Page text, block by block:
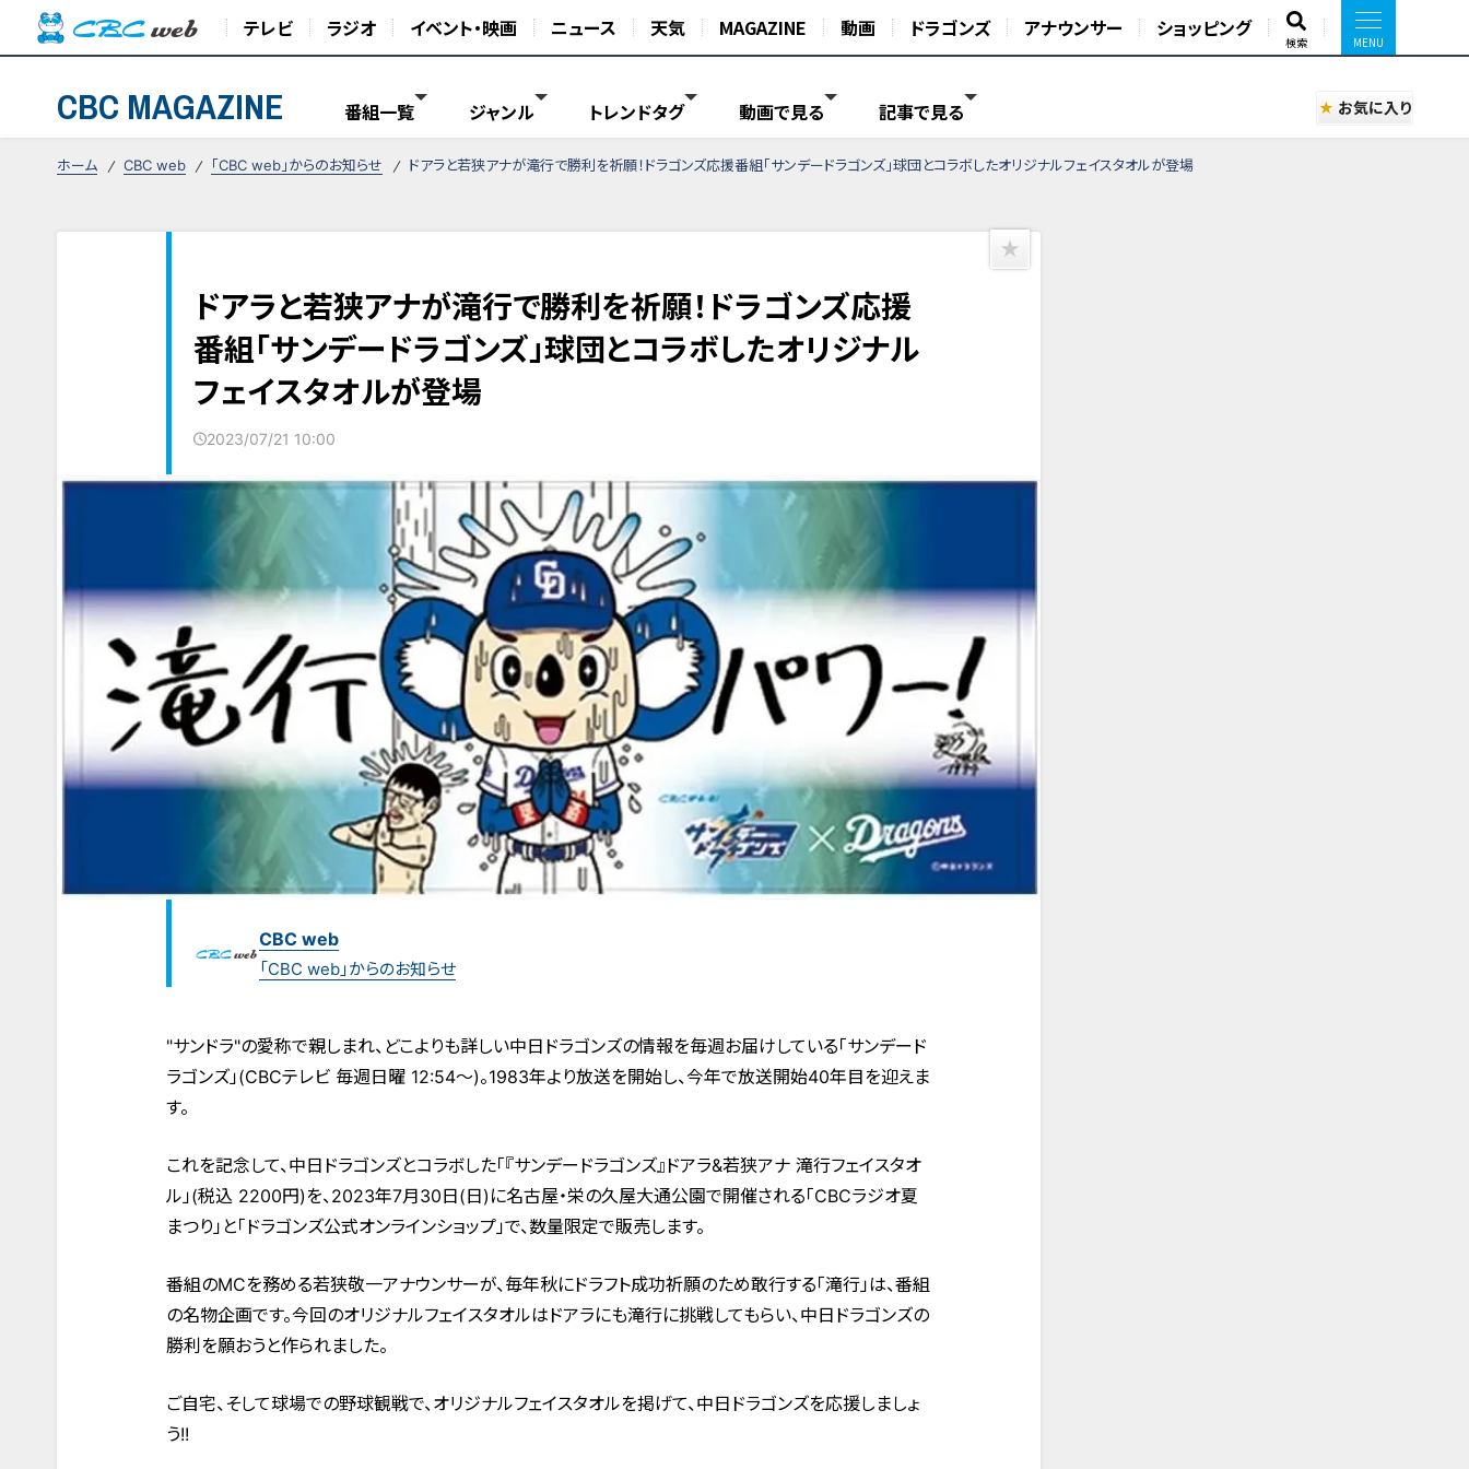
テレビ ラジオ イベント・映画 ニュース 天気 MAGAZINE 動画 ドラゴンズ アナウンサー ショッピング
検索
CBC MAGAZINE 番組一覧 ジャンル トレンドタグ 動画で見る 記事で見る お気に入り
ホーム CBC web 「CBC web」からのお知らせ ドアラと若狭アナが滝行で勝利を祈願！ドラゴンズ応援番組「サンデードラゴンズ」球団とコラボしたオリジナルフェイスタオルが登場
ドアラと若狭アナが滝行で勝利を祈願！ドラゴンズ応援
番組「サンデードラゴンズ」球団とコラボしたオリジナル
フェイスタオルが登場
2023/07/21 10:00
CBC web
「CBC web」からのお知らせ
"サンドラ"の愛称で親しまれ、どこよりも詳しい中日ドラゴンズの情報を毎週お届けしている「サンデード
ラゴンズ」(CBCテレビ 毎週日曜 12:54～)。1983年より放送を開始し、今年で放送開始40年目を迎えま
す。
これを記念して、中日ドラゴンズとコラボした「『サンデードラゴンズ』ドアラ&若狭アナ 滝行フェイスタオ
ル」(税込 2200円)を、2023年7月30日(日)に名古屋・栄の久屋大通公園で開催される「CBCラジオ夏
まつり」と「ドラゴンズ公式オンラインショップ」で、数量限定で販売します。
番組のMCを務める若狭敬一アナウンサーが、毎年秋にドラフト成功祈願のため敢行する「滝行」は、番組
の名物企画です。今回のオリジナルフェイスタオルはドアラにも滝行に挑戦してもらい、中日ドラゴンズの
勝利を願おうと作られました。
ご自宅、そして球場での野球観戦で、オリジナルフェイスタオルを掲げて、中日ドラゴンズを応援しましょ
う!!